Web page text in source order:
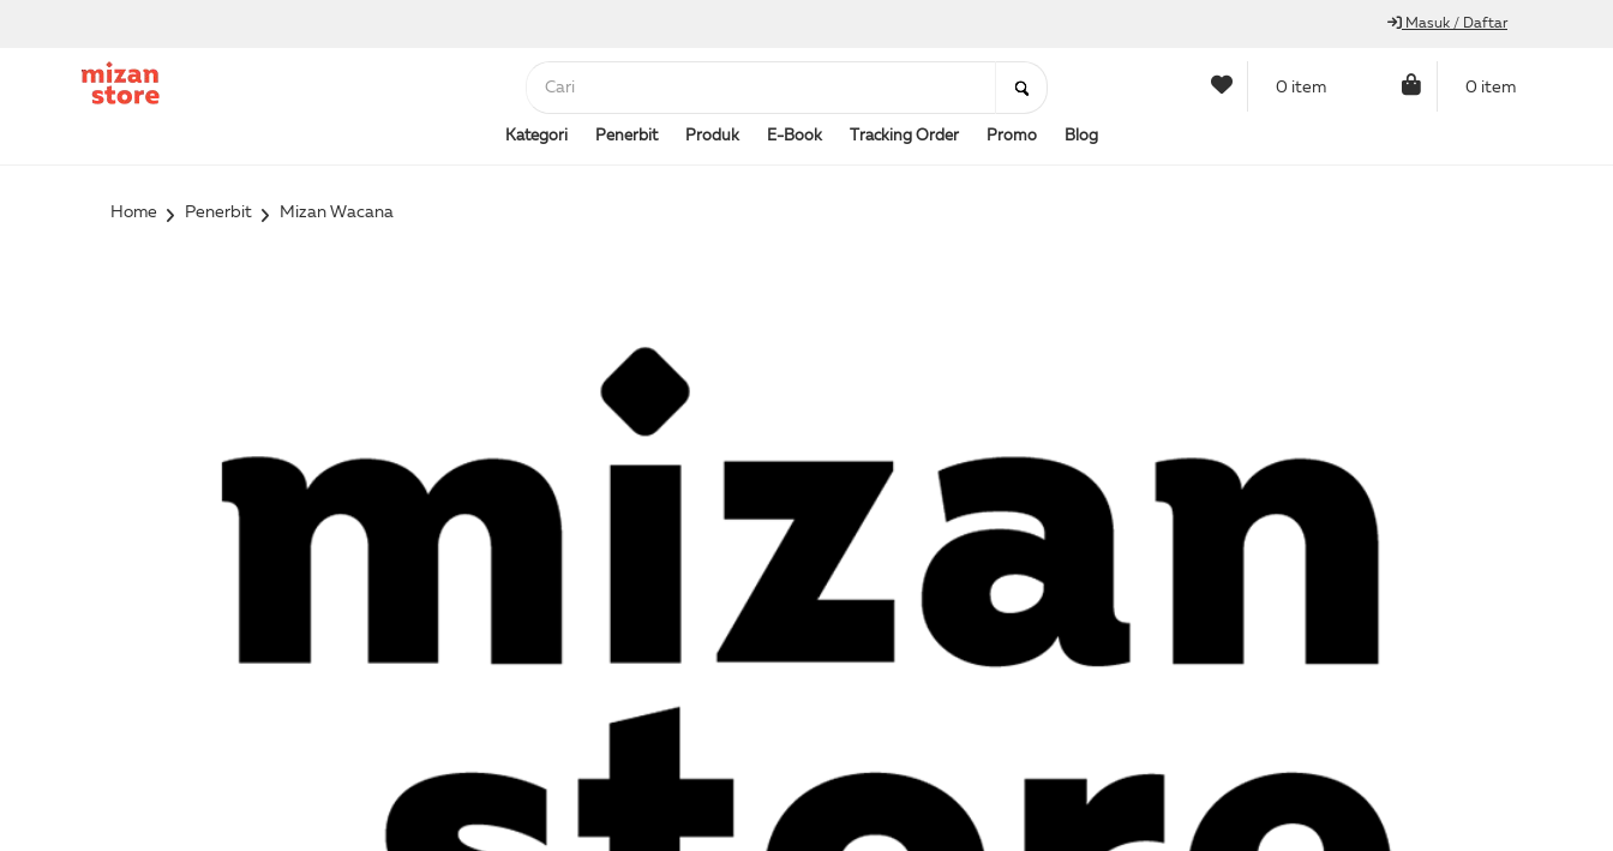
Masuk / Daftar
0 item 0 item
Kategori Penerbit Produk E-Book Tracking Order Promo Blog
Home Penerbit Mizan Wacana